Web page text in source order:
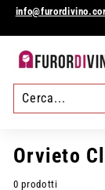
direttamente
F
u
r
o
Orvieto
0 prodotti